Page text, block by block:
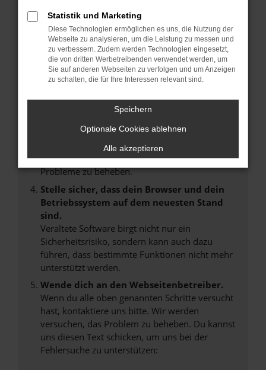
Internetverbindung.
Laden andere Webseiten, zum Beispiel deine
Suchmaschine?
Prüfe deine Browsererweiterungen.
Manche Erweiterungen, wie Werbeblocker,
verhindern. Funktioniert die Seite in einem
anderen Browser oder in einem privaten
Starte dein Gerät neu.
Das kann manchmal helfen, vorübergehende
Probleme zu beheben.
Stelle sicher, dass dein Browser und dein
Betriebssystem auf dem neuesten Stand
sind.
Veraltete Software birgt nicht nur ein
Sicherheitsrisiko, sondern kann auch dazu
führen, dass bestimmte Funktionen nicht mehr
unterstützt werden.
Wende dich an den Webseitenbetreiber.
Wenn du alle oben genannten Schritte versucht
hast, kontaktiere uns bitte. Wir werden
versuchen, das Problem zu beheben. Du kannst
uns diesen Text schicken, um uns bei der
Fehlersuche zu unterstützen:
Statistik und Marketing
Diese Technologien ermöglichen es uns, die Nutzung der
Webseite zu analysieren, um die Leistung zu messen und
zu verbessern. Zudem werden Technologien eingesetzt,
die von dritten Werbetreibenden verwendet werden, um
Sie auf anderen Webseiten zu verfolgen und um Anzeigen
zu schalten, die für Ihre Interessen relevant sind.
Speichern
Optionale Cookies ablehnen
Alle akzeptieren